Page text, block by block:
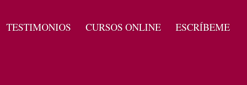
TESTIMONIOS CURSOS ONLINE ESCRÍBEME